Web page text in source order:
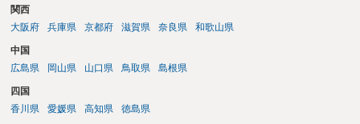
関西
大阪府
兵庫県 京都府 滋賀県 奈良県 和歌山県
中国
広島県
岡山県 山口県 鳥取県 島根県
四国
香川県
愛媛県 高知県 徳島県